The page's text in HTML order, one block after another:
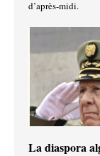
d’après-midi.
La diaspora